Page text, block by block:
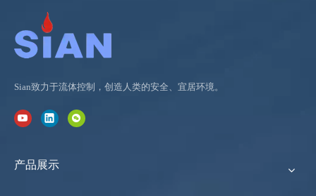
Sian致力于流体控制，创造人类的安全、宜居环境。
产品展示